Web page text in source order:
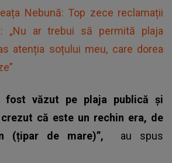
Nebună: Top zece reclamații
„Nu ar trebui să permită plaja
atenția soțului meu, care dorea
fost văzut pe plaja publică și
că este un rechin era, de
(țipar de mare)”, au spus